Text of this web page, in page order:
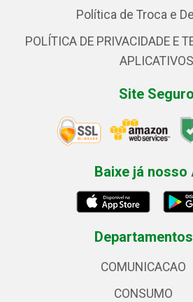
Política de Troca e
POLÍTICA DE PRIVACIDADE E
APLICATIVOS
Site Seguro
Baixe já nosso
Departamentos
COMUNICACAO
CONSUMO